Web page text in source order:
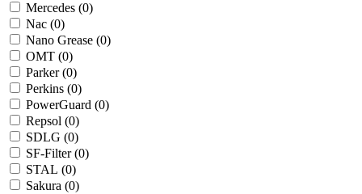
Mercedes (0)
Nac (0)
Nano Grease (0)
OMT (0)
Parker (0)
Perkins (0)
PowerGuard (0)
Repsol (0)
SDLG (0)
SF-Filter (0)
STAL (0)
Sakura (0)